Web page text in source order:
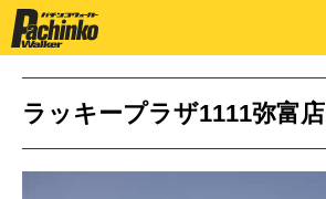
ラッキープラザ1111弥富店